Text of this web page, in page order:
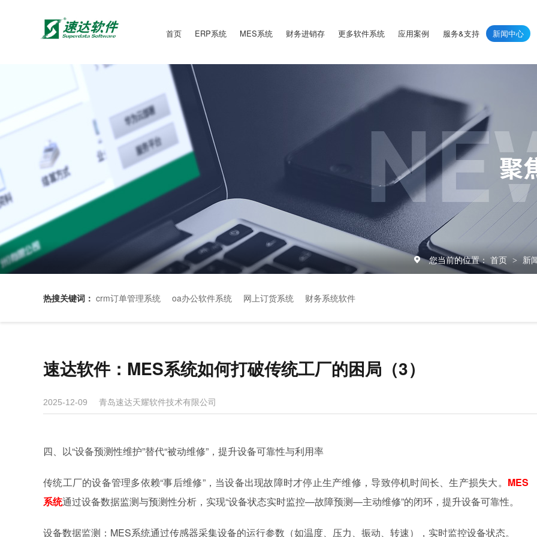
首页 ERP系统 MES系统 财务进销存 更多软件系统 应用案例 服务&支持 新闻中心
您当前的位置： 首页 > 新
热搜关键词： crm订单管理系统 oa办公软件系统 网上订货系统 财务系统软件
速达软件：MES系统如何打破传统工厂的困局（3）
2025-12-09 青岛速达天耀软件技术有限公司
四、以“设备预测性维护”替代“被动维修”，提升设备可靠性与利用率
传统工厂的设备管理多依赖“事后维修”，当设备出现故障时才停止生产维修，导致停机时间长、生产损失大。 MES
系统通过设备数据监测与预测性分析，实现“设备状态实时监控—故障预测—主动维修”的闭环，提升设备可靠性。
设备数据监测：MES系统通过传感器采集设备的运行参数（如温度、压力、振动、转速），实时监控设备状态。